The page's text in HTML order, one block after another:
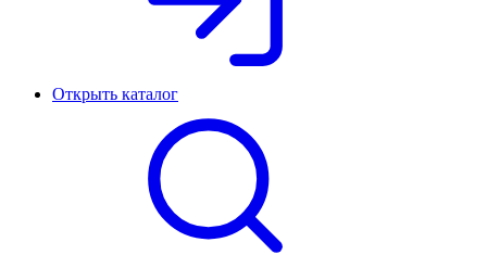
Открыть каталог